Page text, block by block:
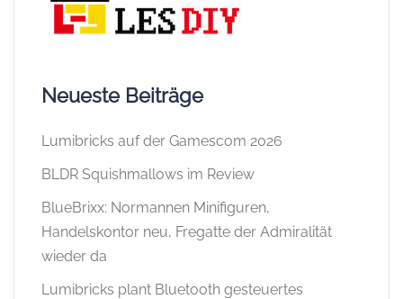
Neueste Beiträge
Lumibricks auf der Gamescom 2026
BLDR Squishmallows im Review
BlueBrixx: Normannen Minifiguren,
Handelskontor neu, Fregatte der Admiralität
wieder da
Lumibricks plant Bluetooth gesteuertes